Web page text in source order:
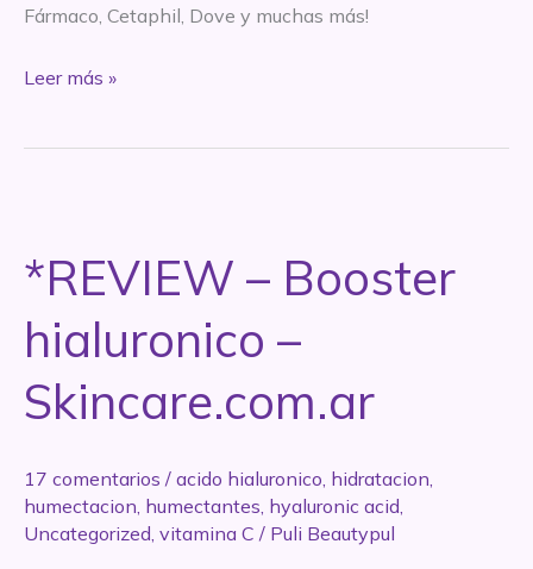
Fármaco, Cetaphil, Dove y muchas más!
SÚPER
RESEÑA
Leer más »
*REVIEW – Booster
hialuronico –
Skincare.com.ar
17 comentarios / acido hialuronico hidratacion
humectacion humectantes hyaluronic acid
Uncategorized vitamina C / Puli Beautypul